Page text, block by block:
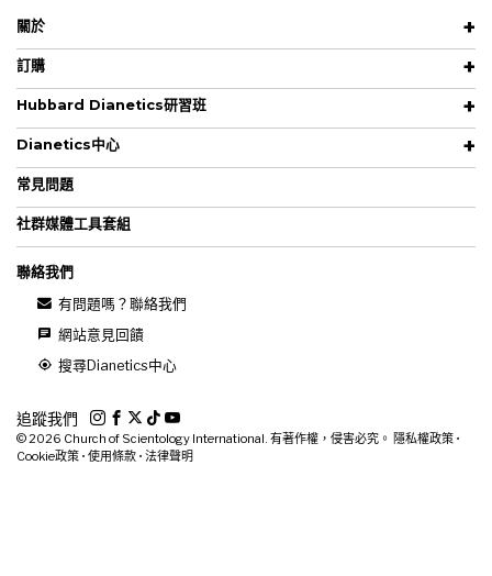
關於
訂購
Hubbard Dianetics研習班
Dianetics中心
常見問題
社群媒體工具套組
聯絡我們
有問題嗎？聯絡我們
網站意見回饋
搜尋Dianetics中心
追蹤我們
© 2026 Church of Scientology International. 有著作權，侵害必究。 隱私權政策 •
Cookie政策 • 使用條款 • 法律聲明